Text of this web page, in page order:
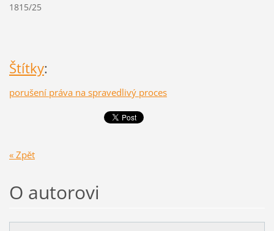
1815/25
Štítky:
porušení práva na spravedlivý proces
« Zpět
O autorovi